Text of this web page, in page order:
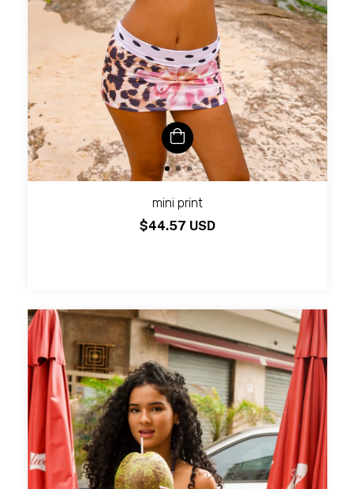
mini print
$44.57 USD